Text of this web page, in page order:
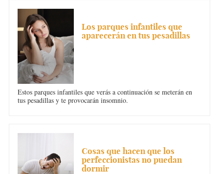
Los parques infantiles que
aparecerán en tus pesadillas
Estos parques infantiles que verás a continuación se meterán en
tus pesadillas y te provocarán insomnio.
Cosas que hacen que los
perfeccionistas no puedan
dormir